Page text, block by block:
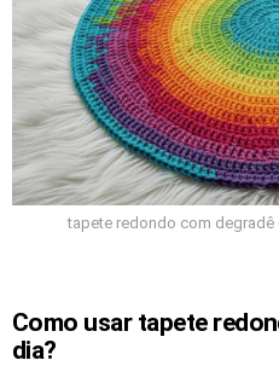
tapete redondo com
Como usar tapete
dia?